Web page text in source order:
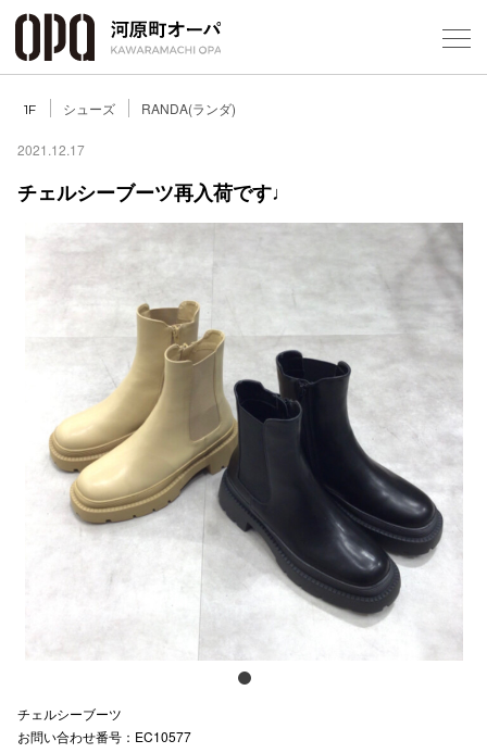
1F シューズ RANDA(ランダ)
2021.12.17
チェルシーブーツ再入荷です♩
チェルシーブーツ
お問い合わせ番号：EC10577
フロア
ショッ
レスト
施設案内
スタッ
電話で
公式SNS